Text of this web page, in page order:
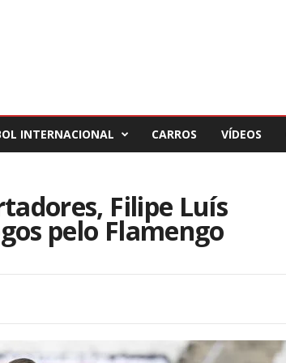
INTERNACIONAL CARROS VÍDEOS
Filipe Luís
pelo Flamengo